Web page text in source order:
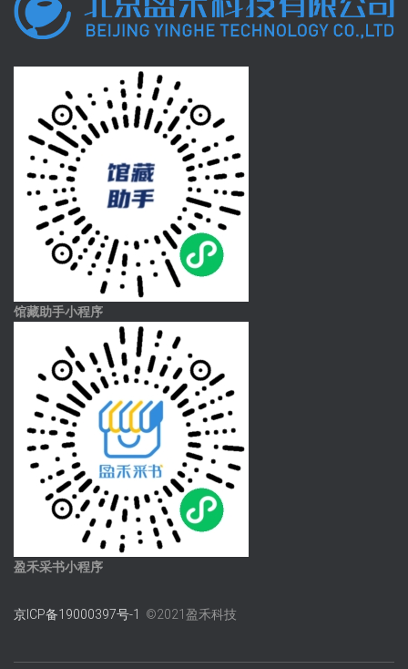
馆藏助手小程序
盈禾采书小程序
京ICP备19000397号-1 ©2021盈禾科技